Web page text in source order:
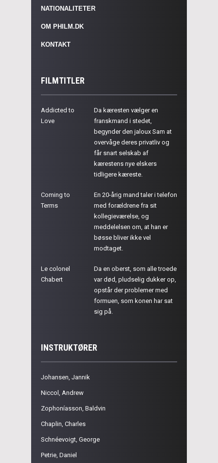
NATIONALITETER
OM PHILM.DK
KONTAKT
FILMTITLER
Addicted to
Love
Da kæresten vælger en
franskmand i stedet,
begynder den jaloux Sam at
overvåge deres privatliv og
får snart selskab af
kærestens nye elskers
tidligere kæreste.
Coming to
Terms
En 20-årig mand taler i telefon
med forældrene fra sit
kollegieværelse, og
meddelelsen om, at han er
bøsse bliver ikke vel
modtaget.
Le colonel
Chabert
Da en oberst, som alle troede
var død, pludselig dukker op,
opstår der problemer med
formuen, som konen har sat
sig på.
INSTRUKTØRER
Johansen, Jannik
Niccol, Andrew
Zophoníasson, Baldvin
Chaplin, Charles
Schnéevoigt, George
Petrie, Daniel